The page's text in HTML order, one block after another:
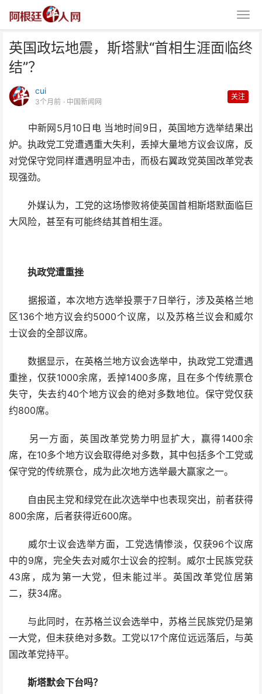
英国政坛地震，斯塔默“首相生涯面临终
结”？
cui
3个月前 · 中国新闻网
关注
中新网5月10日电 当地时间9日，英国地方选举结果出
炉。执政党工党遭遇重大失利，丢掉大量地方议会议席，反
对党保守党同样遭遇明显冲击，而极右翼政党英国改革党表
现强劲。
外媒认为，工党的这场惨败将使英国首相斯塔默面临巨
大风险，甚至有可能终结其首相生涯。
执政党遭重挫
据报道，本次地方选举投票于7日举行，涉及英格兰地
区136个地方议会约5000个议席，以及苏格兰议会和威尔
士议会的全部议席。
数据显示，在英格兰地方议会选举中，执政党工党遭遇
重挫，仅获1000余席，丢掉1400多席，且在多个传统票仓
失守，失去约40个地方议会的绝对多数地位。保守党仅获
约800席。
另一方面，英国改革党势力明显扩大，赢得1400余
席，在10多个地方议会取得绝对多数，其中包括多个工党或
保守党的传统票仓，成为此次地方选举最大赢家之一。
自由民主党和绿党在此次选举中也表现突出，前者获得
800余席，后者获得近600席。
威尔士议会选举方面，工党选情惨淡，仅获96个议席
中的9席，完全失去对威尔士议会的控制。威尔士民族党获
43席，成为第一大党，但未能过半。英国改革党位居第
二，获34席。
与此同时，在苏格兰议会选举中，苏格兰民族党仍是第
一大党，但未获绝对多数。工党以17个席位远远落后，与英
国改革党持平。
斯塔默会下台吗？
英国政坛地震，斯塔默“首相生涯
面临终结”？